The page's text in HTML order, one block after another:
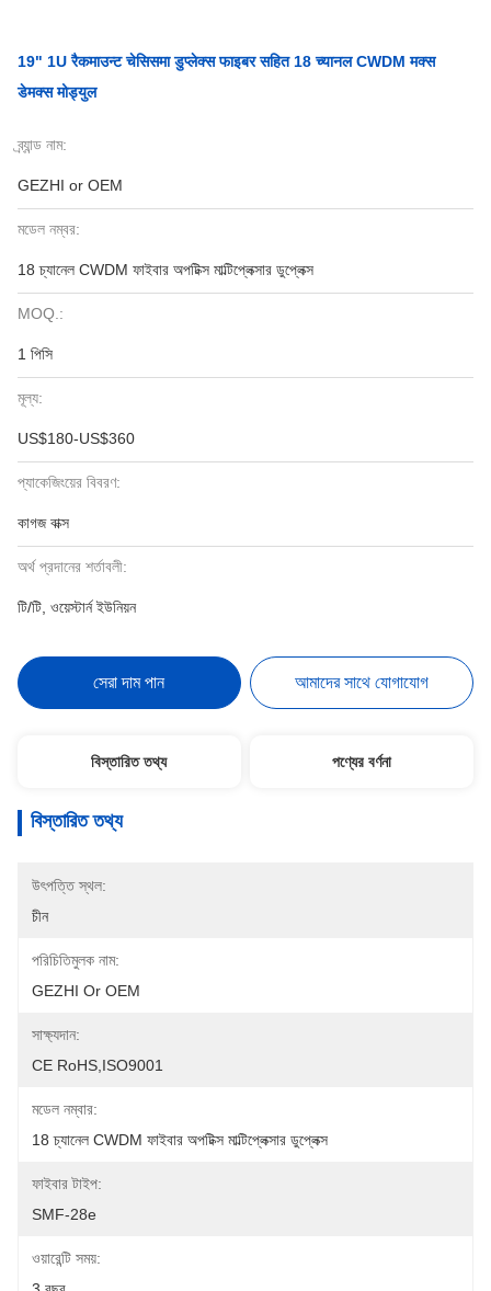
19" 1U रैकमाउन्ट चेसिसमा डुप्लेक्स फाइबर सहित 18 च्यानल CWDM मक्स
डेमक्स मोड्युल
ব্র্যান্ড নাম:
GEZHI or OEM
মডেল নম্বর:
18 চ্যানেল CWDM ফাইবার অপটিক্স মাল্টিপ্লেক্সার ডুপ্লেক্স
MOQ.:
1 পিসি
মূল্য:
US$180-US$360
প্যাকেজিংয়ের বিবরণ:
কাগজ বাক্স
অর্থ প্রদানের শর্তাবলী:
টি/টি, ওয়েস্টার্ন ইউনিয়ন
সেরা দাম পান আমাদের সাথে যোগাযোগ
বিস্তারিত তথ্য পণ্যের বর্ণনা
বিস্তারিত তথ্য
উৎপত্তি স্থল:
চীন
পরিচিতিমুলক নাম:
GEZHI Or OEM
সাক্ষ্যদান:
CE RoHS,ISO9001
মডেল নম্বার:
18 চ্যানেল CWDM ফাইবার অপটিক্স মাল্টিপ্লেক্সার ডুপ্লেক্স
ফাইবার টাইপ:
SMF-28e
ওয়ারেন্টি সময়: